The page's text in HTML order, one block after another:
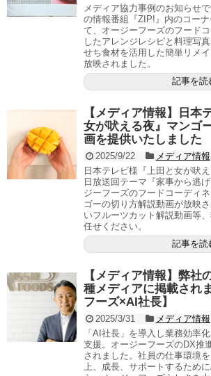
メディア協力事例のお知らせ
の情報番組『ZIP!』内のコー
て、オージーフーズのフード
したアレンジレシピと料理写
せち食材を活用した簡単リメ
放映されました。
記事を読
【メディア情報】日本
女が吠える夜』マンゴ
画を提供いたしました
2025/9/22
メディア情報
日本テレビ様『上田と女が吠
日放送回テーマ『家事から逃
ジーフーズのフードコーディ
ゴーの切り方解説動画が放映
いフルーツカット解説動画等
任せください。
記事を読
【メディア情報】弊社
種メディアに掲載され
フーズ×AI社長】
2025/3/31
メディア情報
「AI社長」を導入し業務効率
支援。オージーフーズのDX推
されました。社員の仕事環境
上、成長、サポートするため